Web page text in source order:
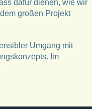
dafür dienen, wie wir
großen Projekt
Umgang mit
Im